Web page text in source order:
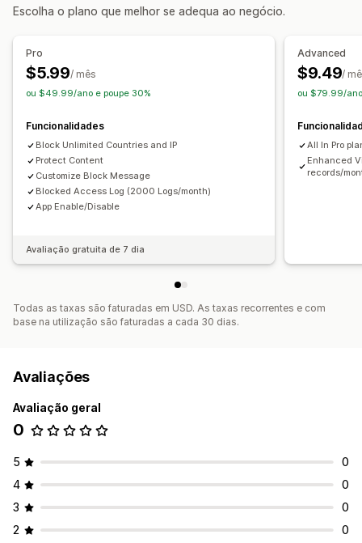
Escolha o plano que melhor se adequa ao negócio.
Pro
$5.99/ mês
ou $49.99/ano e poupe 30%
Funcionalidades
Block Unlimited Countries and IP
Protect Content
Customize Block Message
Blocked Access Log (2000 Logs/month)
App Enable/Disable
Avaliação gratuita de 7 dia
Advanced
$9.49/
ou $79.99/
All In Pro
Enhanced
records/
Todas as taxas são faturadas em USD. As taxas recorrentes e com
base na utilização são faturadas a cada 30 dias.
Avaliações
Avaliação geral
0
5
0
4
0
3
0
2
0